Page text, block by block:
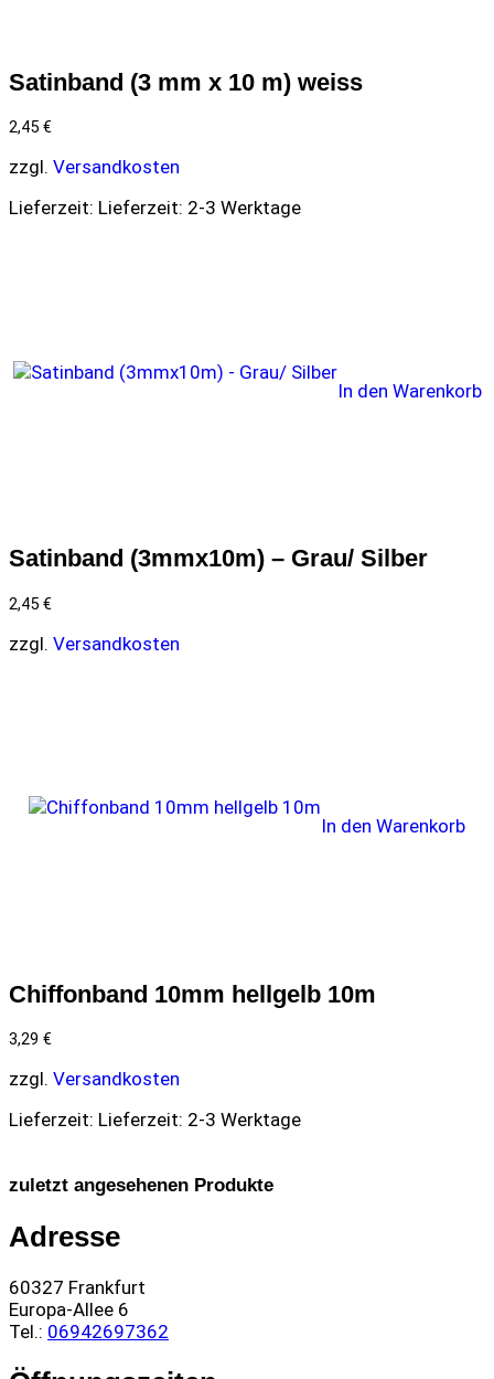
Satinband (3 mm x 10 m) weiss
2,45 €
zzgl. Versandkosten
Lieferzeit: Lieferzeit: 2-3 Werktage
In den Warenkorb
Satinband (3mmx10m) – Grau/ Silber
2,45 €
zzgl. Versandkosten
In den Warenkorb
Chiffonband 10mm hellgelb 10m
3,29 €
zzgl. Versandkosten
Lieferzeit: Lieferzeit: 2-3 Werktage
zuletzt angesehenen Produkte
Adresse
60327 Frankfurt
Europa-Allee 6
Tel.: 06942697362